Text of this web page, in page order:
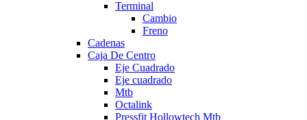
Terminal
Cambio
Freno
Cadenas
Caja De Centro
Eje Cuadrado
Eje cuadrado
Mtb
Octalink
Pressfit Hollowtech Mtb